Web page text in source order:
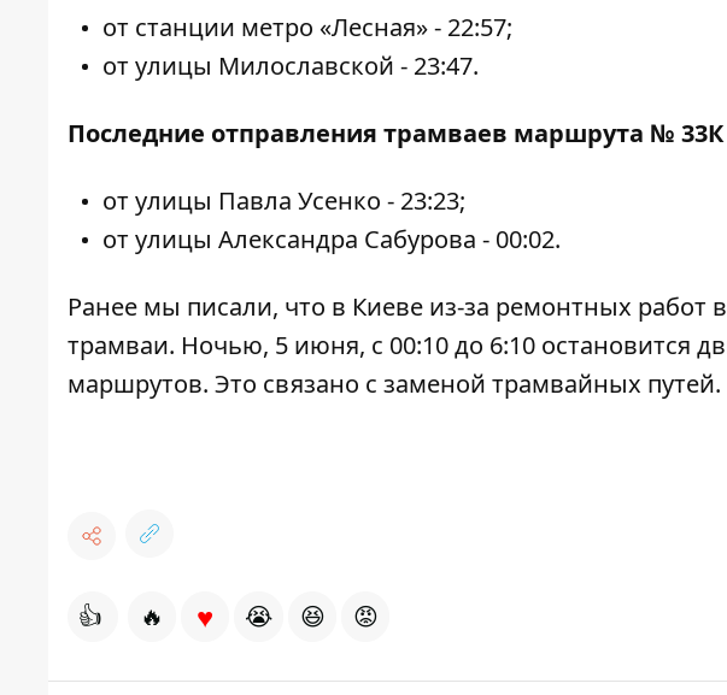
от станции метро «Лесная» - 22:57;
от улицы Милославской - 23:47.
Последние отправления трамваев маршрута № 33К
от улицы Павла Усенко - 23:23;
от улицы Александра Сабурова - 00:02.
Ранее мы писали, что в Киеве из-за ремонтных работ
трамваи. Ночью, 5 июня, с 00:10 до 6:10 остановится
маршрутов. Это связано с заменой трамвайных путей.
👍 🔥 ♥ 😭 😆 😡